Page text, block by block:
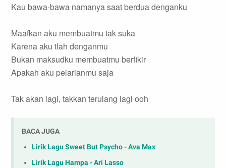
Kau bawa-bawa namanya saat berdua denganku
Maafkan aku membuatmu tak suka
Karena aku tlah denganmu
Bukan maksudku membuatmu berfikir
Apakah aku pelarianmu saja
Tak akan lagi, takkan terulang lagi ooh
BACA JUGA
Lirik Lagu Sweet But Psycho - Ava Max
Lirik Lagu Hampa - Ari Lasso